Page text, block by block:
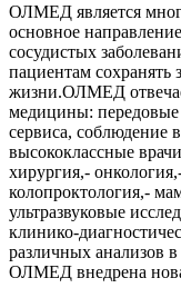
ОЛМЕД является
основное
сосудистых
пациентам сохранять
жизни.ОЛМЕД
медицины:
сервиса, соблюдение
высококлассные
хирургия,-
колопроктология,-
ультразвуковые
клинико-
различных анализов
ОЛМЕД внедрена